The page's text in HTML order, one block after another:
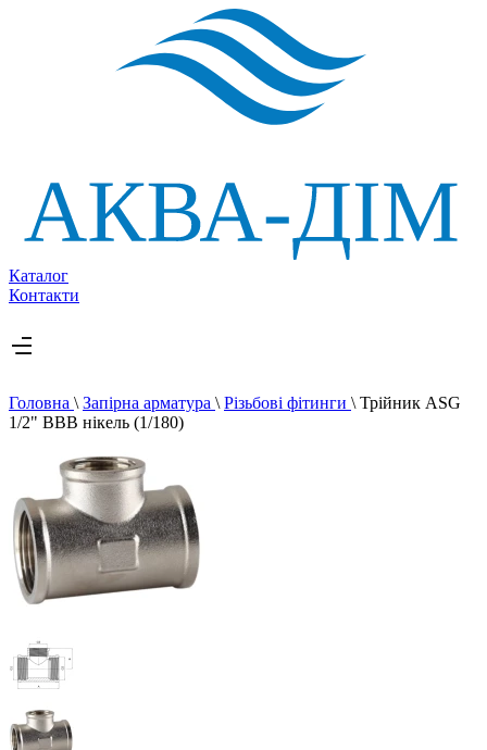
Каталог
Контакти
Головна \ Запірна арматура \ Різьбові фітинги \ Трійник ASG
1/2" ВВВ нікель (1/180)